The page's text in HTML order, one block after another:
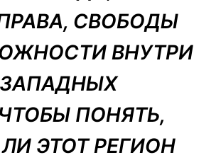
СВОБОДЫ
ВНУТРИ
ПОНЯТЬ,
ЭТОТ РЕГИОН